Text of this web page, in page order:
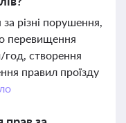
різні порушення,
перевищення
створення
правил проїзду